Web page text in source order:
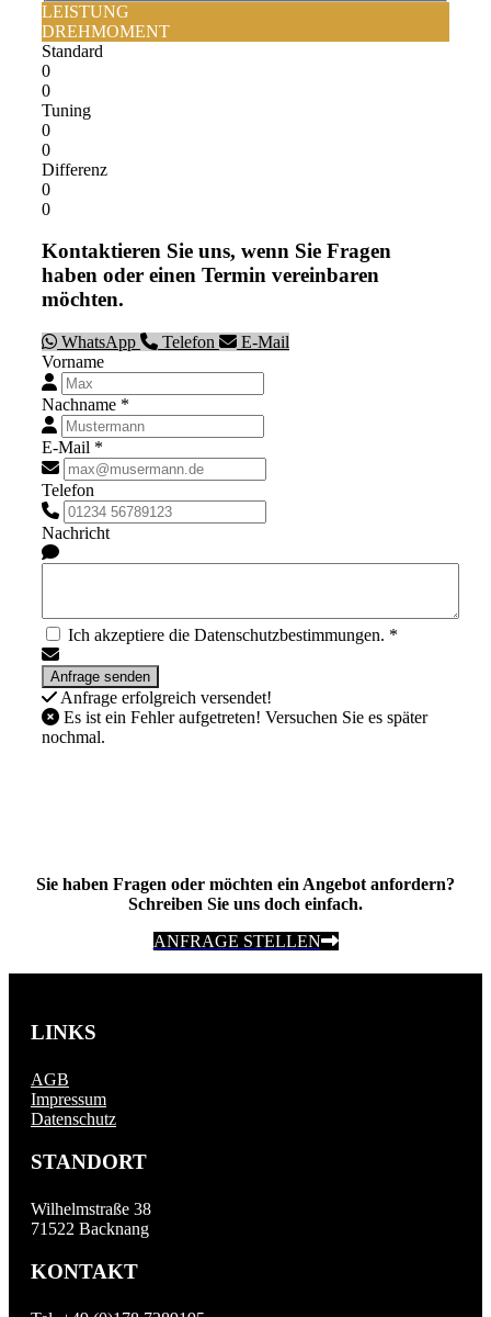
LEISTUNG
DREHMOMENT
Standard
0
0
Tuning
0
0
Differenz
0
0
Kontaktieren Sie uns, wenn Sie Fragen
haben oder einen Termin vereinbaren
möchten.
WhatsApp Telefon
E-Mail
Vorname
Nachname *
E-Mail *
Telefon
Nachricht
Ich akzeptiere die Datenschutzbestimmungen. *
Anfrage erfolgreich versendet!
Es ist ein Fehler aufgetreten! Versuchen Sie es später
nochmal.
Sie haben Fragen oder möchten ein Angebot anfordern?
Schreiben Sie uns doch einfach.
ANFRAGE STELLEN
LINKS
AGB
Impressum
Datenschutz
STANDORT
Wilhelmstraße 38
71522 Backnang
KONTAKT